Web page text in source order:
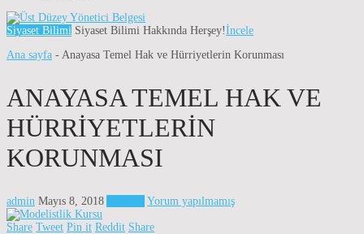
Siyaset Bilimi Siyaset Bilimi Hakkında Herşey!İncele
Ana sayfa - Anayasa Temel Hak ve Hürriyetlerin Korunması
ANAYASA TEMEL HAK VE
HÜRRIYETLERIN
KORUNMASI
admin Mayıs 8, 2018 Yorum yapılmamış
Share Tweet Pin it Reddit Share